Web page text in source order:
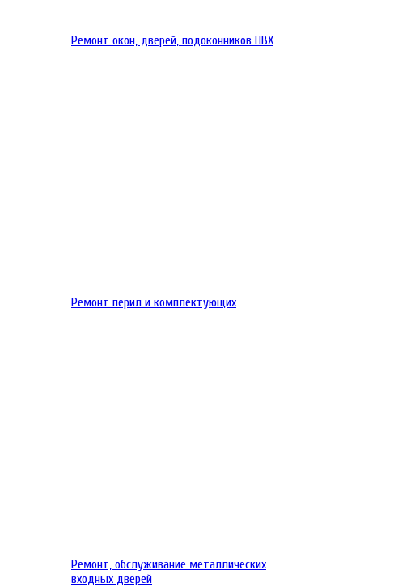
Ремонт окон, дверей, подоконников ПВХ
Ремонт перил и комплектующих
Ремонт, обслуживание металлических
входных дверей